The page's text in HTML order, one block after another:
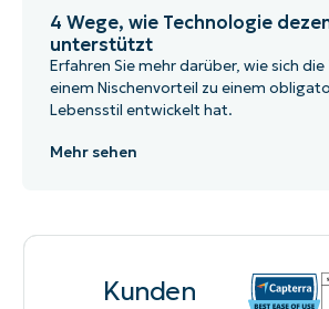
4 Wege, wie Technologie
unterstützt
Erfahren Sie mehr darüber, wie sich
einem Nischenvorteil zu einem
Lebensstil entwickelt hat.
Mehr sehen
Kunden